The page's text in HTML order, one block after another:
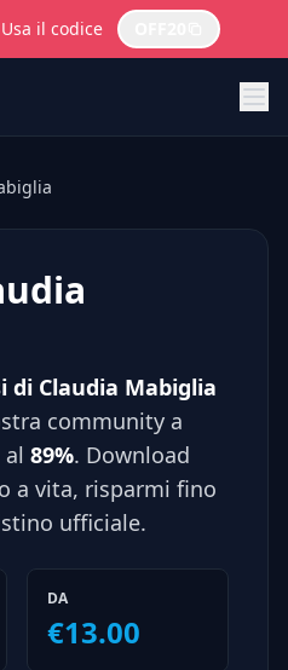
il codice
di Claudia Mabiglia
community a
89%. Download
a vita, risparmi fino
ufficiale.
DA
€13.00